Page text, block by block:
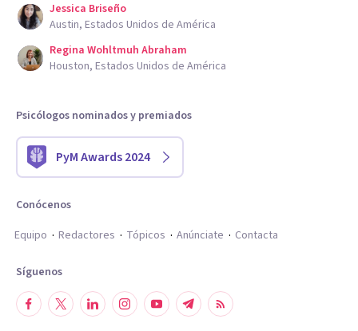
Jessica Briseño
Austin, Estados Unidos de América
Regina Wohltmuh Abraham
Houston, Estados Unidos de América
Psicólogos nominados y premiados
PyM Awards 2024
Conócenos
Equipo
Redactores Tópicos Anúnciate Contacta
Síguenos